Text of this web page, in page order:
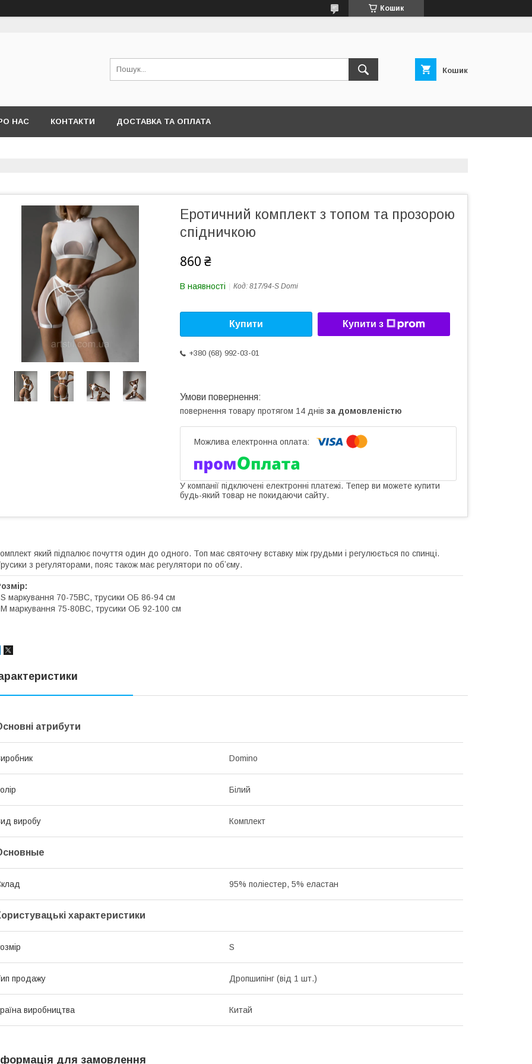
Кошик
Кошик
НАС КОНТАКТИ ДОСТАВКА ТА ОПЛАТА
Еротичний комплект з топом та прозорою
спідничкою
860 ₴
В наявності Код: 817/94-S Domi
Купити Купити з
+380 (68) 992-03-01
повернення товару протягом 14 днів за домовленістю
У компанії підключені електронні платежі. Тепер ви можете купити
будь-який товар не покидаючи сайту.
який підпалює почуття один до одного. Топ має святочну вставку між грудьми і регулюється по спинці.
з регуляторами, пояс також має регулятори по обʼєму.
маркування 70-75ВС, трусики ОБ 86-94 см
маркування 75-80ВС, трусики ОБ 92-100 см
атрибути
Domino
Білий
виробу Комплект
95% поліестер, 5% еластан
характеристики
S
продажу Дропшипінг (від 1 шт.)
виробництва Китай
для замовлення